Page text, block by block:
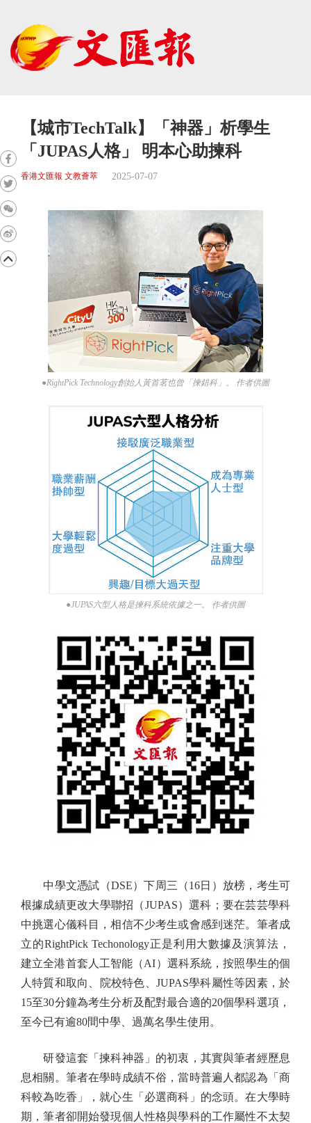
【城市TechTalk】「神器」析學生
「JUPAS人格」 明本心助揀科
香港文匯報 文教薈萃 2025-07-07
●RightPick Technology創始人黃首茗也曾「揀錯科」。 作者供圖
●JUPAS六型人格是揀科系統依據之一。 作者供圖
中學文憑試（DSE）下周三（16日）放榜，考生可
根據成績更改大學聯招（JUPAS）選科；要在芸芸學科
中挑選心儀科目，相信不少考生或會感到迷茫。筆者成
立的RightPick Techonology正是利用大數據及演算法，
建立全港首套人工智能（AI）選科系統，按照學生的個
人特質和取向、院校特色、JUPAS學科屬性等因素，於
15至30分鐘為考生分析及配對最合適的20個學科選項，
至今已有逾80間中學、過萬名學生使用。
研發這套「揀科神器」的初衷，其實與筆者經歷息
息相關。筆者在學時成績不俗，當時普遍人都認為「商
科較為吃香」，就心生「必選商科」的念頭。在大學時
期，筆者卻開始發現個人性格與學科的工作屬性不太契